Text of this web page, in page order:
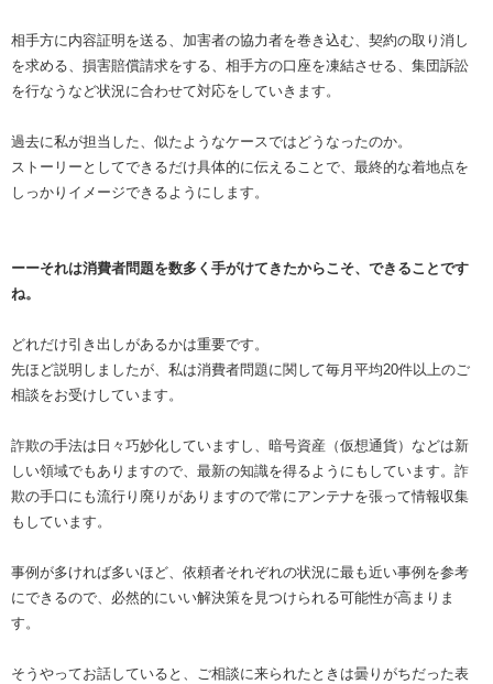
相手方に内容証明を送る、加害者の協力者を巻き込む、契約の取り消し
を求める、損害賠償請求をする、相手方の口座を凍結させる、集団訴訟
を行なうなど状況に合わせて対応をしていきます。
過去に私が担当した、似たようなケースではどうなったのか。
ストーリーとしてできるだけ具体的に伝えることで、最終的な着地点を
しっかりイメージできるようにします。
ーーそれは消費者問題を数多く手がけてきたからこそ、できることです
ね。
どれだけ引き出しがあるかは重要です。
先ほど説明しましたが、私は消費者問題に関して毎月平均20件以上のご
相談をお受けしています。
詐欺の手法は日々巧妙化していますし、暗号資産（仮想通貨）などは新
しい領域でもありますので、最新の知識を得るようにもしています。詐
欺の手口にも流行り廃りがありますので常にアンテナを張って情報収集
もしています。
事例が多ければ多いほど、依頼者それぞれの状況に最も近い事例を参考
にできるので、必然的にいい解決策を見つけられる可能性が高まりま
す。
そうやってお話していると、ご相談に来られたときは曇りがちだった表